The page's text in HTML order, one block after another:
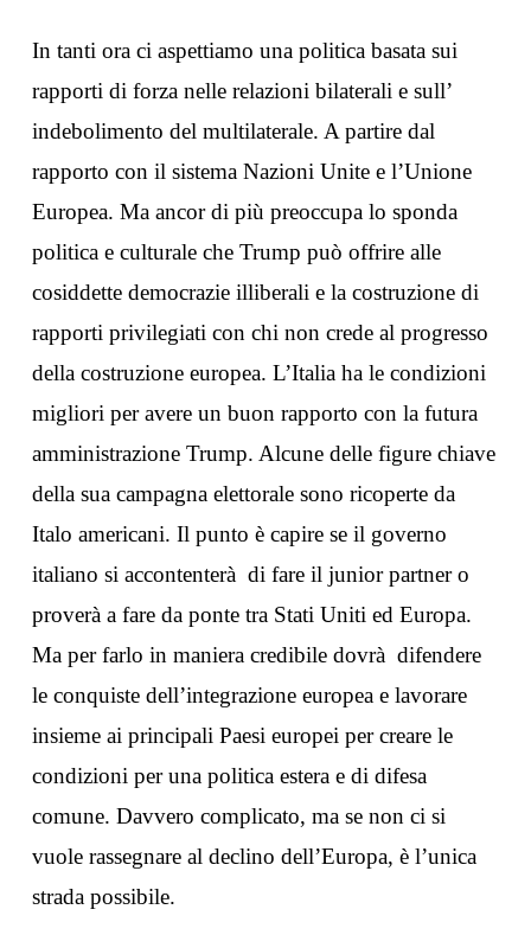
In tanti ora ci aspettiamo una politica basata sui
rapporti di forza nelle relazioni bilaterali e sull’
indebolimento del multilaterale. A partire dal
rapporto con il sistema Nazioni Unite e l’Unione
Europea. Ma ancor di più preoccupa lo sponda
politica e culturale che Trump può offrire alle
cosiddette democrazie illiberali e la costruzione di
rapporti privilegiati con chi non crede al progresso
della costruzione europea. L’Italia ha le condizioni
migliori per avere un buon rapporto con la futura
amministrazione Trump. Alcune delle figure chiave
della sua campagna elettorale sono ricoperte da
Italo americani. Il punto è capire se il governo
italiano si accontenterà di fare il junior partner o
proverà a fare da ponte tra Stati Uniti ed Europa.
Ma per farlo in maniera credibile dovrà difendere
le conquiste dell’integrazione europea e lavorare
insieme ai principali Paesi europei per creare le
condizioni per una politica estera e di difesa
comune. Davvero complicato, ma se non ci si
vuole rassegnare al declino dell’Europa, è l’unica
strada possibile.